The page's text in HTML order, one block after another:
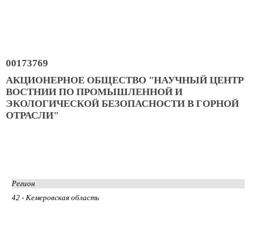
00173769
АКЦИОНЕРНОЕ ОБЩЕСТВО "НАУЧНЫЙ ЦЕНТР
ВОСТНИИ ПО ПРОМЫШЛЕННОЙ И
ЭКОЛОГИЧЕСКОЙ БЕЗОПАСНОСТИ В ГОРНОЙ
ОТРАСЛИ"
Регион
42 - Кемеровская область